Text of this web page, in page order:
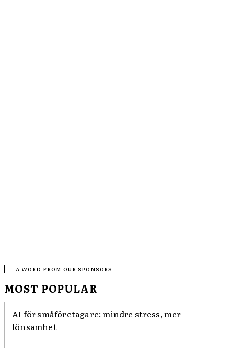
- A WORD FROM OUR SPONSORS -
MOST POPULAR
AI för småföretagare: mindre stress, mer
lönsamhet